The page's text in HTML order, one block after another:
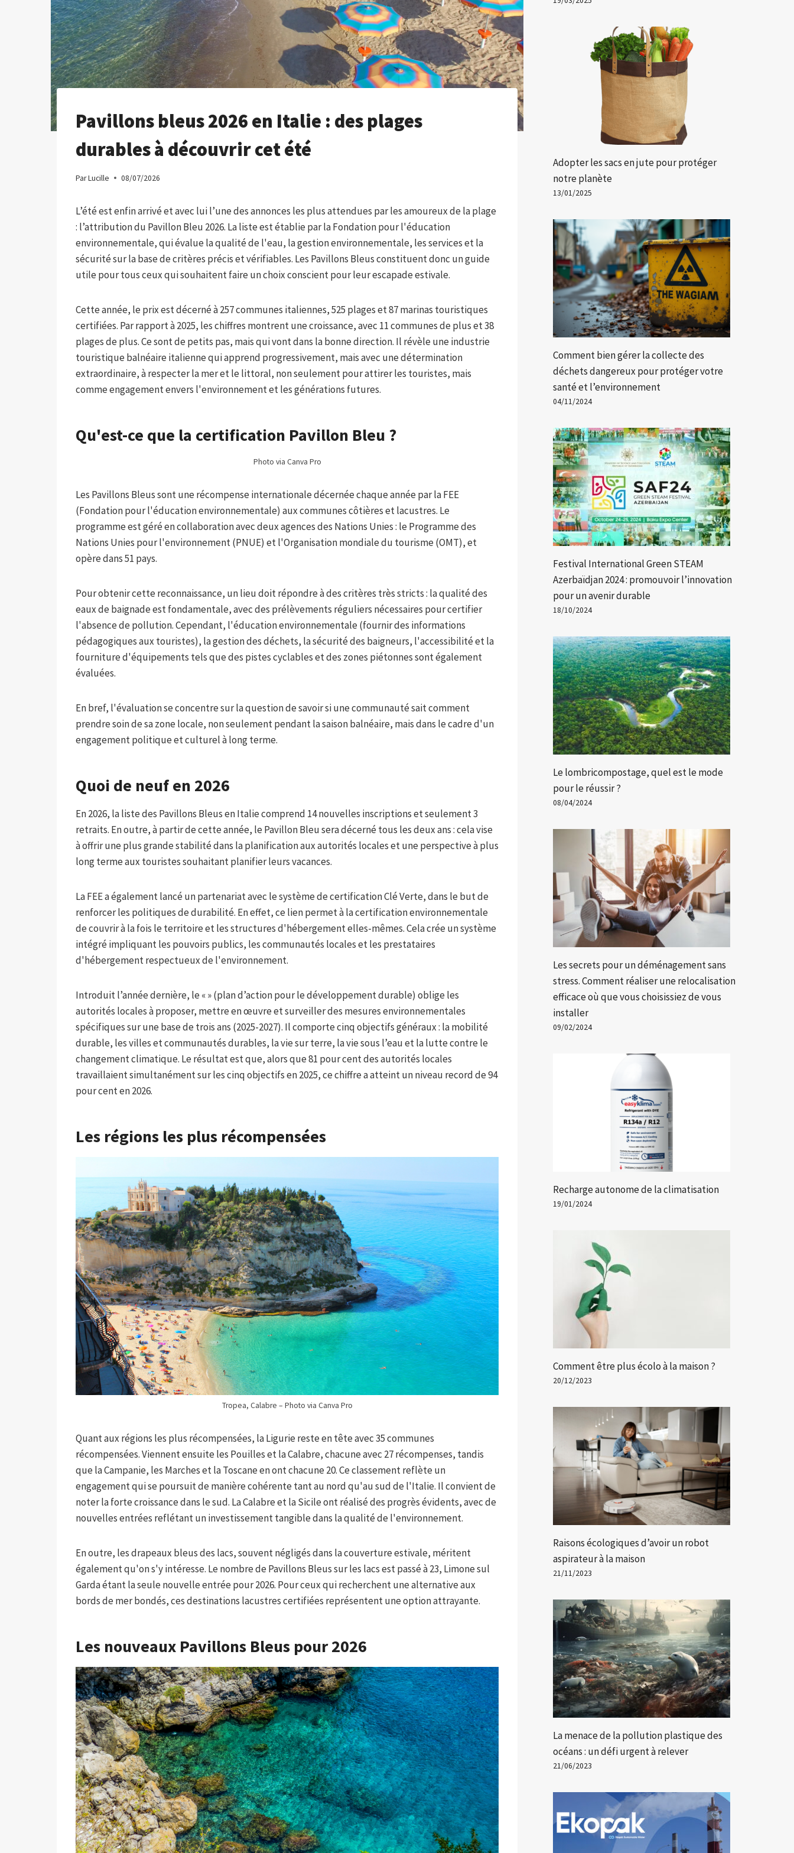
Pavillons bleus 2026 en Italie : des plages
durables à découvrir cet été
ParLucille 08/07/2026
L’été est enfin arrivé et avec lui l’une des annonces les plus attendues par les amoureux de la plage
: l’attribution du Pavillon Bleu 2026. La liste est établie par la Fondation pour l'éducation
environnementale, qui évalue la qualité de l'eau, la gestion environnementale, les services et la
sécurité sur la base de critères précis et vérifiables. Les Pavillons Bleus constituent donc un guide
utile pour tous ceux qui souhaitent faire un choix conscient pour leur escapade estivale.
Cette année, le prix est décerné à 257 communes italiennes, 525 plages et 87 marinas touristiques
certifiées. Par rapport à 2025, les chiffres montrent une croissance, avec 11 communes de plus et 38
plages de plus. Ce sont de petits pas, mais qui vont dans la bonne direction. Il révèle une industrie
touristique balnéaire italienne qui apprend progressivement, mais avec une détermination
extraordinaire, à respecter la mer et le littoral, non seulement pour attirer les touristes, mais
comme engagement envers l'environnement et les générations futures.
Qu'est-ce que la certification Pavillon Bleu ?
Photo via Canva Pro
Les Pavillons Bleus sont une récompense internationale décernée chaque année par la FEE
(Fondation pour l'éducation environnementale) aux communes côtières et lacustres. Le
programme est géré en collaboration avec deux agences des Nations Unies : le Programme des
Nations Unies pour l'environnement (PNUE) et l'Organisation mondiale du tourisme (OMT), et
opère dans 51 pays.
Pour obtenir cette reconnaissance, un lieu doit répondre à des critères très stricts : la qualité des
eaux de baignade est fondamentale, avec des prélèvements réguliers nécessaires pour certifier
l'absence de pollution. Cependant, l'éducation environnementale (fournir des informations
pédagogiques aux touristes), la gestion des déchets, la sécurité des baigneurs, l'accessibilité et la
fourniture d'équipements tels que des pistes cyclables et des zones piétonnes sont également
évaluées.
En bref, l'évaluation se concentre sur la question de savoir si une communauté sait comment
prendre soin de sa zone locale, non seulement pendant la saison balnéaire, mais dans le cadre d'un
engagement politique et culturel à long terme.
Quoi de neuf en 2026
En 2026, la liste des Pavillons Bleus en Italie comprend 14 nouvelles inscriptions et seulement 3
retraits. En outre, à partir de cette année, le Pavillon Bleu sera décerné tous les deux ans : cela vise
à offrir une plus grande stabilité dans la planification aux autorités locales et une perspective à plus
long terme aux touristes souhaitant planifier leurs vacances.
La FEE a également lancé un partenariat avec le système de certification Clé Verte, dans le but de
renforcer les politiques de durabilité. En effet, ce lien permet à la certification environnementale
de couvrir à la fois le territoire et les structures d'hébergement elles-mêmes. Cela crée un système
intégré impliquant les pouvoirs publics, les communautés locales et les prestataires
d'hébergement respectueux de l'environnement.
Introduit l’année dernière, le « » (plan d’action pour le développement durable) oblige les
autorités locales à proposer, mettre en œuvre et surveiller des mesures environnementales
spécifiques sur une base de trois ans (2025-2027). Il comporte cinq objectifs généraux : la mobilité
durable, les villes et communautés durables, la vie sur terre, la vie sous l’eau et la lutte contre le
changement climatique. Le résultat est que, alors que 81 pour cent des autorités locales
travaillaient simultanément sur les cinq objectifs en 2025, ce chiffre a atteint un niveau record de 94
pour cent en 2026.
Les régions les plus récompensées
Tropea, Calabre – Photo via Canva Pro
Quant aux régions les plus récompensées, la Ligurie reste en tête avec 35 communes
récompensées. Viennent ensuite les Pouilles et la Calabre, chacune avec 27 récompenses, tandis
que la Campanie, les Marches et la Toscane en ont chacune 20. Ce classement reflète un
engagement qui se poursuit de manière cohérente tant au nord qu'au sud de l'Italie. Il convient de
noter la forte croissance dans le sud. La Calabre et la Sicile ont réalisé des progrès évidents, avec de
nouvelles entrées reflétant un investissement tangible dans la qualité de l'environnement.
En outre, les drapeaux bleus des lacs, souvent négligés dans la couverture estivale, méritent
également qu'on s'y intéresse. Le nombre de Pavillons Bleus sur les lacs est passé à 23, Limone sul
Garda étant la seule nouvelle entrée pour 2026. Pour ceux qui recherchent une alternative aux
bords de mer bondés, ces destinations lacustres certifiées représentent une option attrayante.
Les nouveaux Pavillons Bleus pour 2026
Adopter les sacs en jute pour protéger
notre planète
13/01/2025
Comment bien gérer la collecte des
déchets dangereux pour protéger votre
santé et l’environnement
04/11/2024
Festival International Green STEAM
Azerbaïdjan 2024 : promouvoir l’innovation
pour un avenir durable
18/10/2024
Le lombricompostage, quel est le mode
pour le réussir ?
08/04/2024
Les secrets pour un déménagement sans
stress. Comment réaliser une relocalisation
efficace où que vous choisissiez de vous
installer
09/02/2024
Recharge autonome de la climatisation
19/01/2024
Comment être plus écolo à la maison ?
20/12/2023
Raisons écologiques d’avoir un robot
aspirateur à la maison
21/11/2023
La menace de la pollution plastique des
océans : un défi urgent à relever
21/06/2023